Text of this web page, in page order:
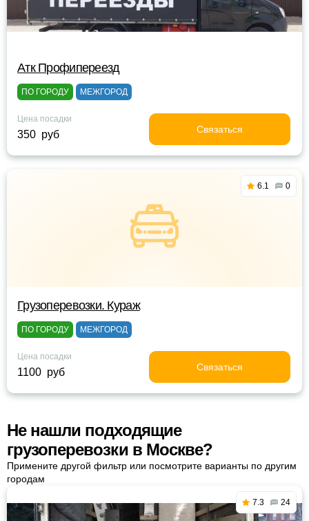
Атк Профипереезд
ПО ГОРОДУ МЕЖГОРОД
Цена посадки
350 руб Связаться
6.1 0
Грузоперевозки. Кураж
ПО ГОРОДУ МЕЖГОРОД
Цена посадки
1100 руб Связаться
Не нашли подходящие
грузоперевозки в Москве?
Примените другой фильтр или посмотрите варианты по другим
городам
7.3 24